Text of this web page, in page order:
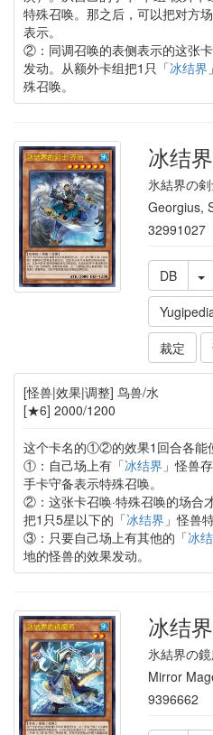
特殊召唤。那之后，可以把对方
表示。
②：同调召唤的表侧表示的这张
发动。从额外卡组把1只「冰结界
殊召唤。
冰结
氷結界の
Georgius,
32991027
DB
裁定
[怪兽|效果|调整] 鸟兽/水
[★6] 2000/1200
这个卡名的①②的效果1回合各能
①：自己场上有「冰结界 」怪兽
手卡守备表示特殊召唤。
②：这张卡召唤·特殊召唤的场合
把1只5星以下的「冰结界 」怪兽
③：只要自己场上有其他的「冰
地的怪兽的效果发动。
冰结
氷結界の
Mirror
9396662